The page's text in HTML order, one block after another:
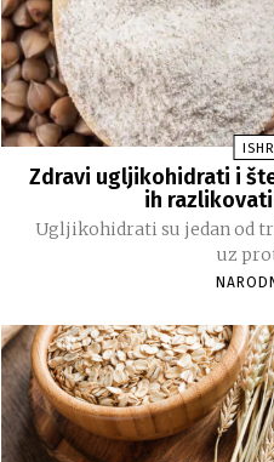
Zdravi ugljikohidrati i
ih
Ugljikohidrati su jedan od
uz